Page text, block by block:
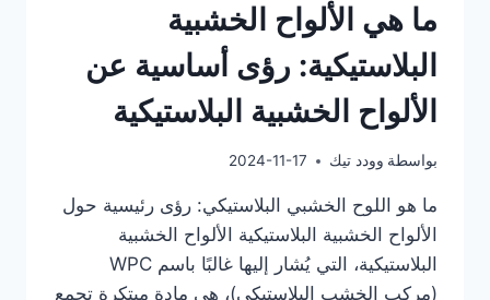
ما هي الألواح الخشبية
البلاستيكية: رؤى أساسية عن
الألواح الخشبية البلاستيكية
بواسطة وودد تيك 2024-11-17
ما هو اللوح الخشبي البلاستيكي: رؤى رئيسية حول
الألواح الخشبية البلاستيكية الألواح الخشبية
البلاستيكية، التي يُشار إليها غالبًا باسم WPC
(مركب الخشب البلاستيكي)، هي مادة مبتكرة تجمع